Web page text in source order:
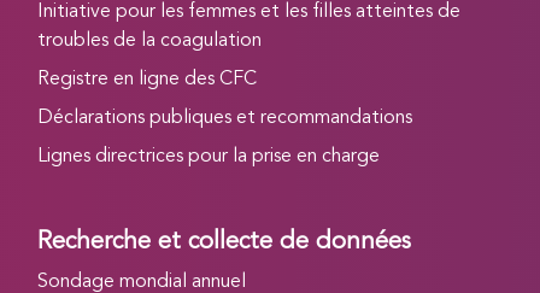
Initiative pour les femmes et les filles atteintes de
troubles de la coagulation
Registre en ligne des CFC
Déclarations publiques et recommandations
Lignes directrices pour la prise en charge
Recherche et collecte de données
Sondage mondial annuel